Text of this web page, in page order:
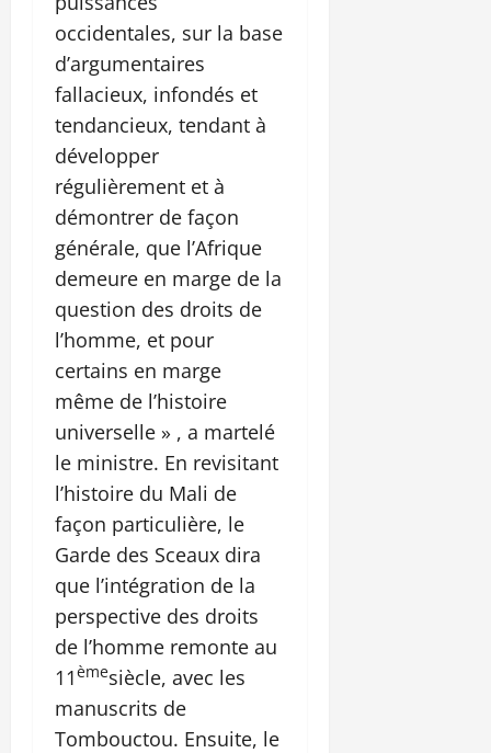
occidentales, sur la base
d’argumentaires
fallacieux, infondés et
tendancieux, tendant à
développer
régulièrement et à
démontrer de façon
générale, que l’Afrique
demeure en marge de la
question des droits de
l’homme, et pour
certains en marge
même de l’histoire
universelle » , a martelé
le ministre. En revisitant
l’histoire du Mali de
façon particulière, le
Garde des Sceaux dira
que l’intégration de la
perspective des droits
de l’homme remonte au
11èmesiècle, avec les
manuscrits de
Tombouctou. Ensuite, le